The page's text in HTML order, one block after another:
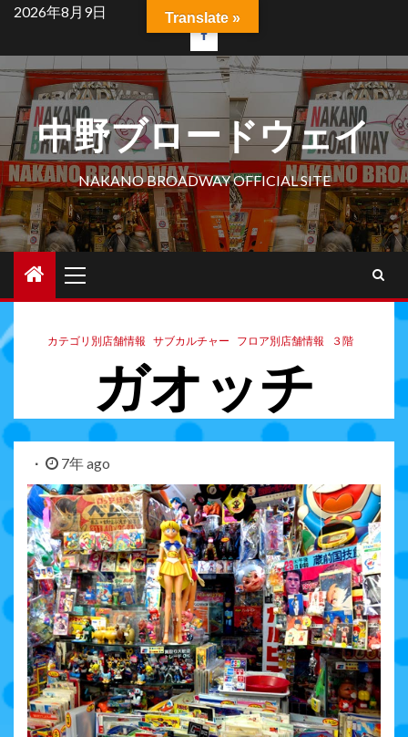
2026年8月9日
中野ブロードウェイ
NAKANO BROADWAY OFFICIAL SITE
カテゴリ別店舗情報 サブカルチャー フロア別店舗情報 ３階
ガオッチ
7年 ago
Translate »